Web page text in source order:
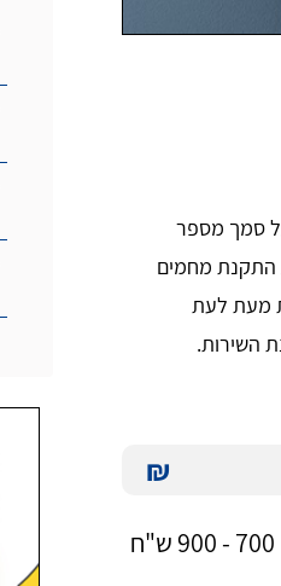
סמך מספר
התקנת מחמים
מעת לעת
השירות.
₪
700 - 900 ש"ח